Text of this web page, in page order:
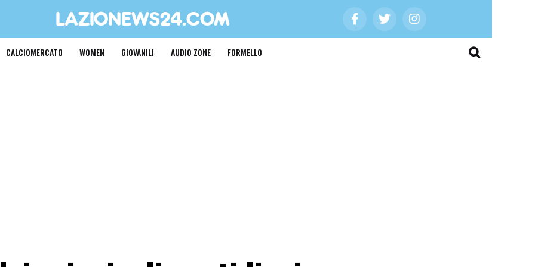
CALCIOMERCATO WOMEN GIOVANILI AUDIO ZONE FORMELLO